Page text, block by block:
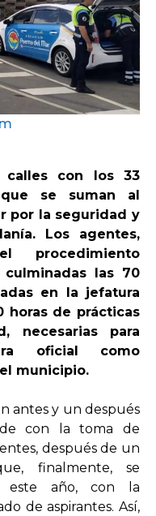
con los 33
se suman al
por la seguridad y
Los agentes,
procedimiento
las 70
en la jefatura
horas de prácticas
necesarias para
oficial como
municipio.
antes y un después
con la toma de
después de un
finalmente, se
este año, con la
de aspirantes. Así,